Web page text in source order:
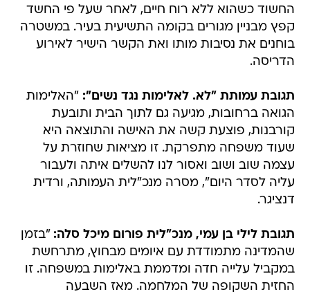
החשוד כשהוא ללא רוח חיים, לאחר שעל פי החשד
קפץ מבניין מגורים בקומה התשיעית בעיר. במשטרה
בוחנים את נסיבות מותו ואת הקשר הישיר לאירוע
הדריסה.
תגובת עמותת "לא. לאלימות נגד נשים": "האלימות
הגואה ברחובות, מגיעה גם לתוך הבית ותובעת
קורבנות, פוצעת קשה את האישה והתוצאה היא
שעוד משפחה מתפרקת. זו מציאות שחוזרת על
עצמה שוב ושוב ואסור לנו להשלים איתה ולעבור
עליה לסדר היום", מסרה מנכ"לית העמותה, ורדית
דנציגר.
תגובת לילי בן עמי, מנכ"לית פורום מיכל סלה: "בזמן
שהמדינה מתמודדת עם איומים מבחוץ, מתרחשת
במקביל עלייה חדה ומדממת באלימות במשפחה. זו
החזית השקופה של המלחמה. מאז השבעה